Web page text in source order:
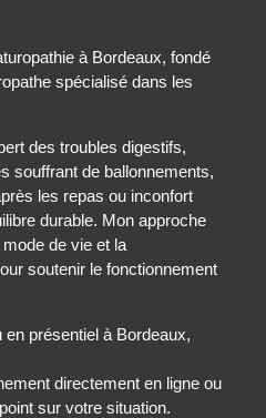
à Bordeaux, fondé
spécialisé dans les
des troubles digestifs,
souffrant de ballonnements,
les repas ou inconfort
durable. Mon approche
mode de vie et la
soutenir le fonctionnement
présentiel à Bordeaux,
directement en ligne ou
sur votre situation.